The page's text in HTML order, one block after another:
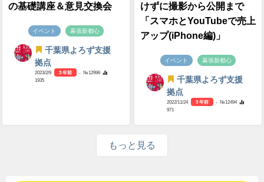
の基礎講座＆意見交換会
イベント 幕張新都心
千葉県よろず支援
拠点
2023/2/9 3 年前
- №12996
1935
けずに撮影から公開まで
「スマホとYouTubeで売上
アップ(iPhone編)」
イベント 幕張新都心
千葉県よろず支援
拠点
2022/11/24 3 年前
- №12494
971
もっと見る